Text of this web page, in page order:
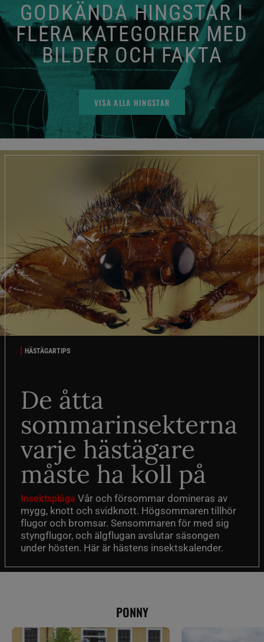
GODKÄNDA HINGSTAR I
FLERA KATEGORIER MED
BILDER OCH FAKTA
VISA ALLA HINGSTAR
HÄSTÄGARTIPS
De åtta
sommarinsekterna
varje hästägare
måste ha koll på
Insektsplåga Vår och försommar domineras av
mygg, knott och svidknott. Högsommaren tillhör
flugor och bromsar. Sensommaren för med sig
styngflugor, och älgflugan avslutar säsongen
under hösten. Här är hästens insektskalender.
PONNY